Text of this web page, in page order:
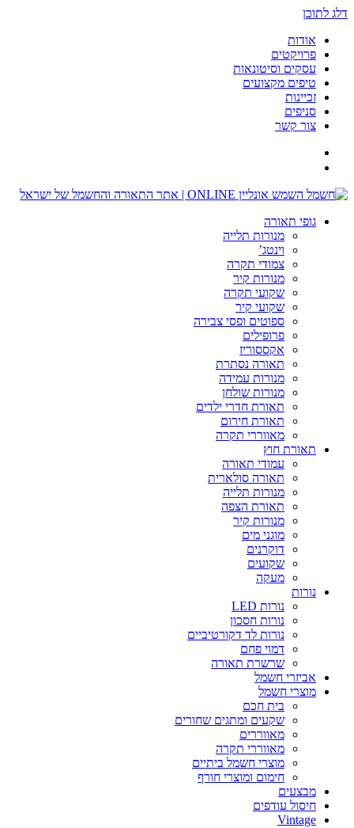
דלג לתוכן
אודות
פרויקטים
עסקים וסיטונאות
טיפים מקצועים
זכיינות
סניפים
צור קשר
גופי תאורה
מנורות תלייה
וינטג’
צמודי תקרה
מנורות קיר
שקועי תקרה
שקועי קיר
ספוטים ופסי צבירה
פרופילים
אקססוריז
תאורה נסתרת
מנורות עמידה
מנורות שולחן
תאורת חדרי ילדים
תאורת חירום
מאווררי תקרה
תאורת חוץ
עמודי תאורה
תאורה סולארית
מנורות תלייה
תאורת הצפה
מנורות קיר
מוגני מים
דוקרנים
שקועים
מעקה
נורות
נורות LED
נורות חסכון
נורות לד דקורטיביים
דמוי פחם
שרשרת תאורה
אביזרי חשמל
מוצרי חשמל
בית חכם
שקעים ומתגים שחורים
מאווררים
מאווררי תקרה
מוצרי חשמל ביתיים
חימום ומוצרי חורף
מבצעים
חיסול עודפים
Vintage